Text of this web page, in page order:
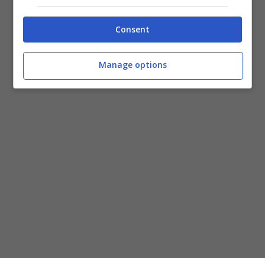
Consent
Manage options